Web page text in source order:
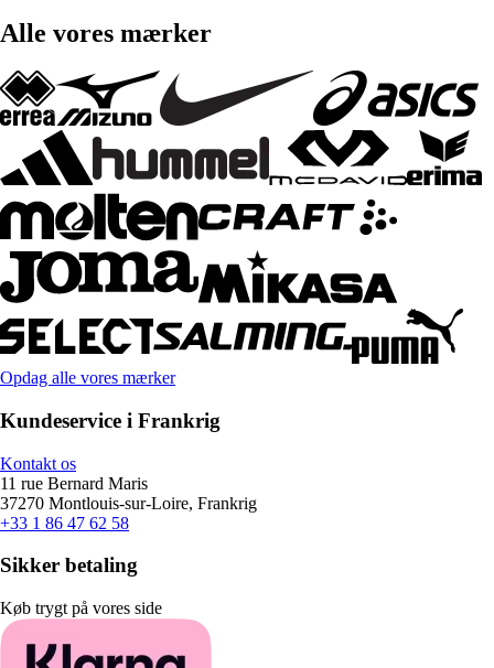
Alle vores mærker
Opdag alle vores mærker
Kundeservice i Frankrig
Kontakt os
11 rue Bernard Maris
37270 Montlouis-sur-Loire, Frankrig
+33 1 86 47 62 58
Sikker betaling
Køb trygt på vores side